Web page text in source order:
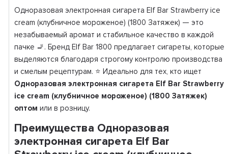
Одноразовая электронная сигарета Elf Bar Strawberry ice
cream (клубничное мороженое) (1800 Затяжек) — это
незабываемый аромат и стабильное качество в каждой
пачке 🚬. Бренд Elf Bar 1800 предлагает сигареты, которые
выделяются благодаря строгому контролю производства
и смелым рецептурам. ⭐ Идеально для тех, кто ищет
Одноразовая электронная сигарета Elf Bar Strawberry
ice cream (клубничное мороженое) (1800 Затяжек)
оптом или в розницу.
Преимущества Одноразовая
электронная сигарета Elf Bar